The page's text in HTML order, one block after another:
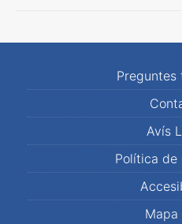
Preguntes
Avís
Política
Mapa